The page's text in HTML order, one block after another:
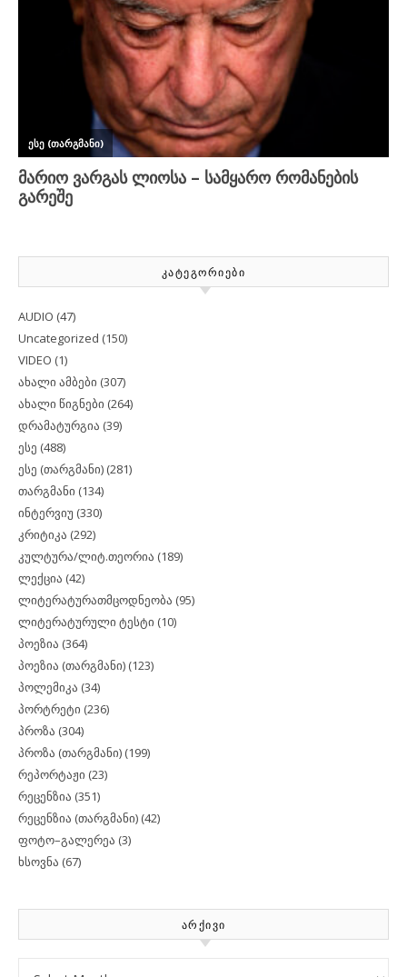
ᲙᲐᲢᲔᲒᲝᲠᲘᲔᲑᲘ
AUDIO (47)
Uncategorized (150)
VIDEO (1)
ახალი ამბები (307)
ახალი წიგნები (264)
დრამატურგია (39)
ესე (488)
ესე (თარგმანი) (281)
თარგმანი (134)
ინტერვიუ (330)
კრიტიკა (292)
კულტურა/ლიტ.თეორია (189)
ლექცია (42)
ლიტერატურათმცოდნეობა (95)
ლიტერატურული ტესტი (10)
პოეზია (364)
პოეზია (თარგმანი) (123)
პოლემიკა (34)
პორტრეტი (236)
პროზა (304)
პროზა (თარგმანი) (199)
რეპორტაჟი (23)
რეცენზია (351)
რეცენზია (თარგმანი) (42)
ფოტო–გალერეა (3)
ხსოვნა (67)
ᲐᲠᲥᲘᲕᲘ